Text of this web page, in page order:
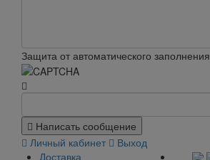
Защита от автоматического заполнения
Написать сообщение
Личный кабинет
Выход
Доставка